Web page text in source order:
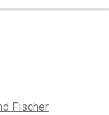
Fischer